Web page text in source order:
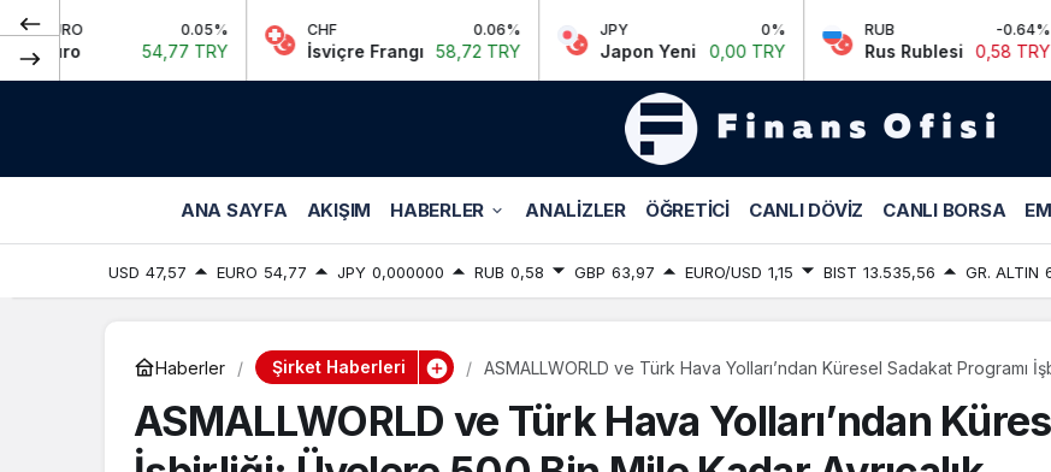
0.05%
54,77 TRY
CHF
İsviçre Frangı 58,72 TRY
JPY
Japon Yeni 0,00 TRY
RUB -0.64%
Rus Rublesi 0,58 TRY
CNY
ANA SAYFA AKIŞIM HABERLER ANALIZLER ÖĞRETICI CANLI DÖVIZ CANLI BORSA
USD 47,57 EURO 54,77 JPY 0,000000 RUB 0,58 GBP 63,97 EURO/USD 1,15 BIST 13.535,56 GR. ALTIN
Haberler Şirket Haberleri ASMALLWORLD ve Türk Hava Yolları’ndan Küresel Sadakat Programı
ASMALLWORLD ve Türk Hava Yolları’ndan